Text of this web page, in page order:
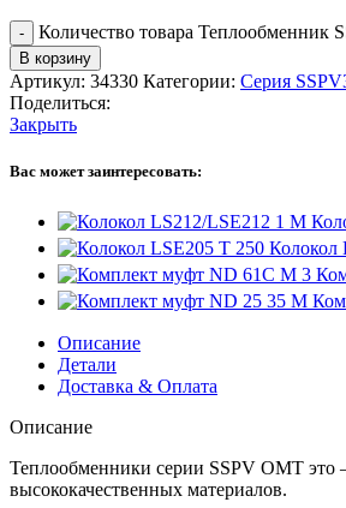
Количество товара Теплообменник
В корзину
Артикул: 34330 Категории: Серия
Поделиться:
Закрыть
Вас может заинтересовать:
Колокол
Описание
Детали
Доставка & Оплата
Описание
Теплообменники серии SSPV OMT
высококачественных материалов.